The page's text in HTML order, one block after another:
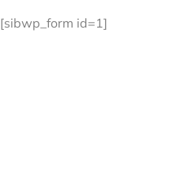
[sibwp_form id=1]